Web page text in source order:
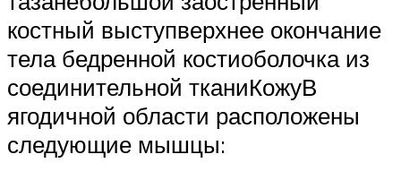
костный выступверхнее окончание
тела бедренной костиоболочка из
соединительной тканиКожуВ
ягодичной области расположены
следующие мышцы: